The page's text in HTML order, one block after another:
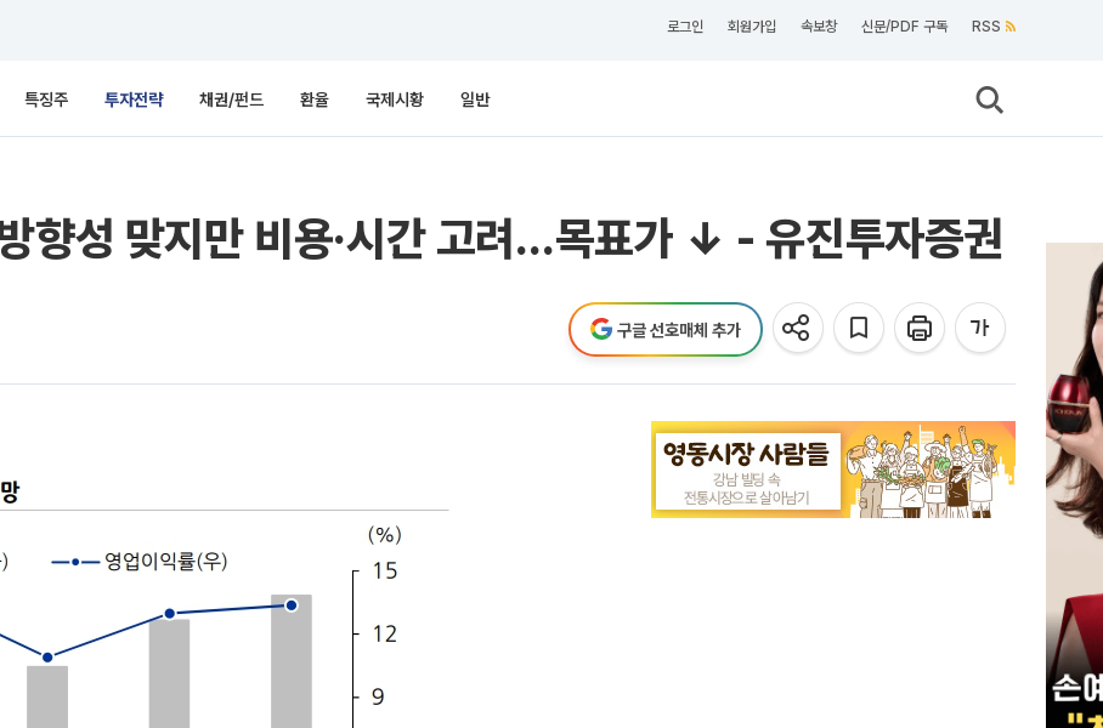
로그인 회원가입 속보창 신문/PDF 구독 RSS
특징주 투자전략 채권/펀드 환율 국제시황 일반
향성 맞지만 비용·시간 고려…목표가 ↓ - 유진투자증권
구글 선호매체 추가